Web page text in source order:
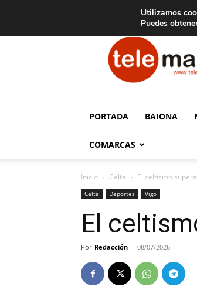
Aviso legal
PORTADA BAIONA
COMARCAS
Inicio Celta El celtismo
Celta Deportes Vigo
El
Por Redacción - 08/07/2026
Utilizamos
Puedes